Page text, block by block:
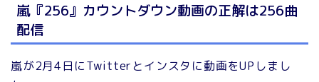
嵐『256』カウントダウン動画の正解は256曲
配信
嵐が2月4日にTwitterとインスタに動画をUPしまし